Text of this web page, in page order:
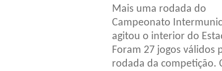
Mais uma rodada do
Campeonato
agitou o interior do
Foram 27 jogos válidos
rodada da competição.